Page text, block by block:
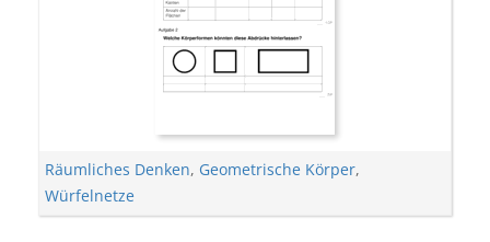
Räumliches Denken, Geometrische Körper,
Würfelnetze